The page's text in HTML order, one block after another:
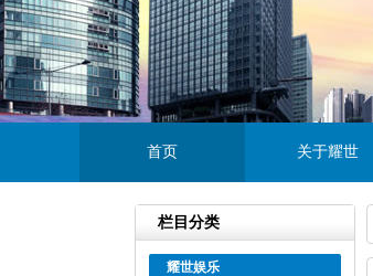
首页 关于耀世
栏目分类
耀世娱乐